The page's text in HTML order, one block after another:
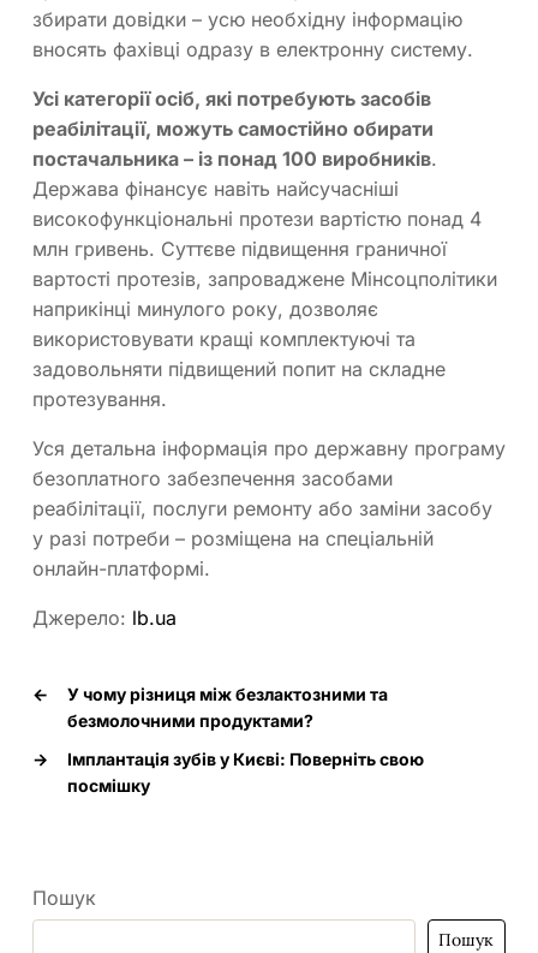
збирати довідки – усю необхідну інформацію
вносять фахівці одразу в електронну систему.
Усі категорії осіб, які потребують засобів
реабілітації, можуть самостійно обирати
постачальника – із понад 100 виробників.
Держава фінансує навіть найсучасніші
високофункціональні протези вартістю понад 4
млн гривень. Суттєве підвищення граничної
вартості протезів, запроваджене Мінсоцполітики
наприкінці минулого року, дозволяє
використовувати кращі комплектуючі та
задовольняти підвищений попит на складне
протезування.
Уся детальна інформація про державну програму
безоплатного забезпечення засобами
реабілітації, послуги ремонту або заміни засобу
у разі потреби – розміщена на спеціальній
онлайн-платформі.
Джерело: lb.ua
←
У чому різниця між безлактозними та
безмолочними продуктами?
→
Імплантація зубів у Києві: Поверніть свою
посмішку
Пошук
Пошук